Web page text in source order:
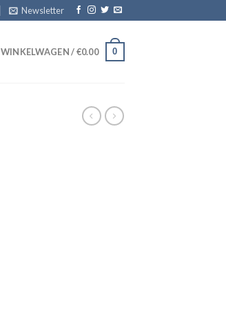
Newsletter
WINKELWAGEN /€0.00 0